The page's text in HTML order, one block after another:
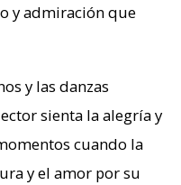
y admiración que
y las danzas
sienta la alegría y
cuando la
y el amor por su